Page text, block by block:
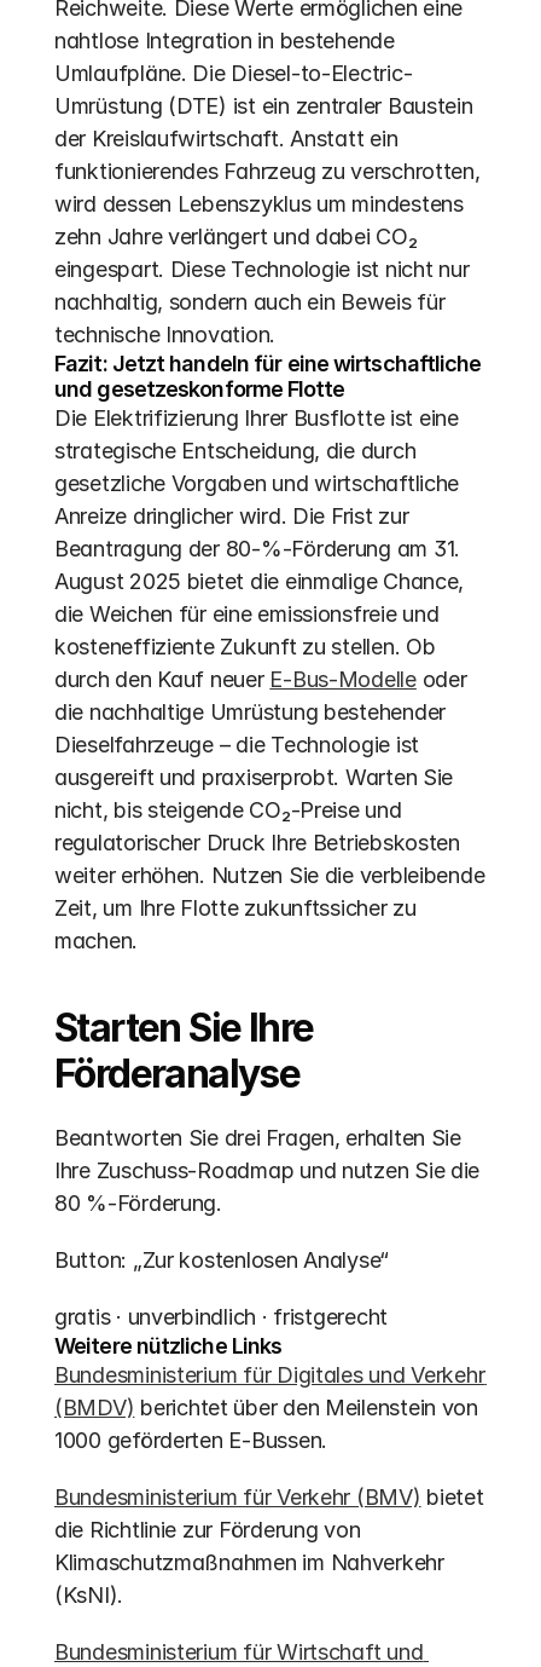
Reichweite. Diese Werte ermöglichen eine
nahtlose Integration in bestehende
Umlaufpläne. Die Diesel-to-Electric-
Umrüstung (DTE) ist ein zentraler Baustein
der Kreislaufwirtschaft. Anstatt ein
funktionierendes Fahrzeug zu verschrotten,
wird dessen Lebenszyklus um mindestens
zehn Jahre verlängert und dabei CO₂
eingespart. Diese Technologie ist nicht nur
nachhaltig, sondern auch ein Beweis für
technische Innovation.
Fazit: Jetzt handeln für eine wirtschaftliche
und gesetzeskonforme Flotte
Die Elektrifizierung Ihrer Busflotte ist eine
strategische Entscheidung, die durch
gesetzliche Vorgaben und wirtschaftliche
Anreize dringlicher wird. Die Frist zur
Beantragung der 80-%-Förderung am 31.
August 2025 bietet die einmalige Chance,
die Weichen für eine emissionsfreie und
kosteneffiziente Zukunft zu stellen. Ob
durch den Kauf neuer E-Bus-Modelle oder
die nachhaltige Umrüstung bestehender
Dieselfahrzeuge – die Technologie ist
ausgereift und praxiserprobt. Warten Sie
nicht, bis steigende CO₂-Preise und
regulatorischer Druck Ihre Betriebskosten
weiter erhöhen. Nutzen Sie die verbleibende
Zeit, um Ihre Flotte zukunftssicher zu
machen.
Starten Sie Ihre
Förderanalyse
Beantworten Sie drei Fragen, erhalten Sie
Ihre Zuschuss-Roadmap und nutzen Sie die
80 %-Förderung.
Button: „Zur kostenlosen Analyse“
gratis · unverbindlich · fristgerecht
Weitere nützliche Links
Bundesministerium für Digitales und Verkehr
(BMDV) berichtet über den Meilenstein von
1000 geförderten E-Bussen.
Bundesministerium für Verkehr (BMV) bietet
die Richtlinie zur Förderung von
Klimaschutzmaßnahmen im Nahverkehr
(KsNI).
Bundesministerium für Wirtschaft und